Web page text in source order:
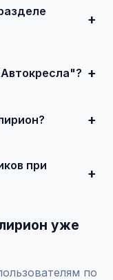
Первые
от 500 ₽ в месяц.
при
уже
по